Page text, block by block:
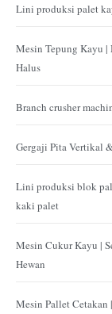
Lini produksi palet
Mesin Tepung Kayu |
Halus
Branch crusher
Gergaji Pita Vertikal
Lini produksi blok
kaki palet
Mesin Cukur Kayu |
Hewan
Mesin Pallet Cetakan